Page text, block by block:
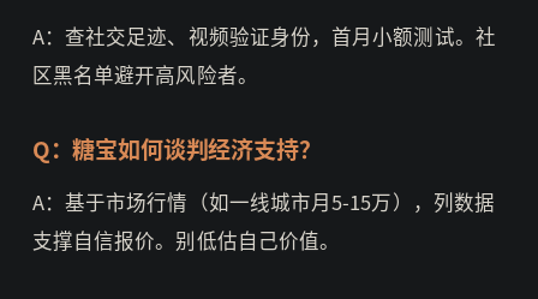
A：查社交足迹、视频验证身份，首月小额测试。社
区黑名单避开高风险者。
Q：糖宝如何谈判经济支持？
A：基于市场行情（如一线城市月5-15万），列数据
支撑自信报价。别低估自己价值。